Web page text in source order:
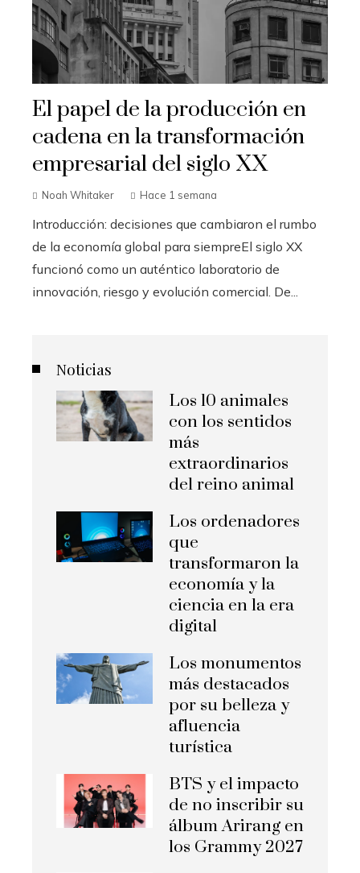
El papel de la producción en
cadena en la transformación
empresarial del siglo XX
Noah Whitaker Hace 1 semana
Introducción: decisiones que cambiaron el rumbo
de la economía global para siempreEl siglo XX
funcionó como un auténtico laboratorio de
innovación, riesgo y evolución comercial. De...
Noticias
Los 10 animales
con los sentidos
más
extraordinarios
del reino animal
Los ordenadores
que
transformaron la
economía y la
ciencia en la era
digital
Los monumentos
más destacados
por su belleza y
afluencia
turística
BTS y el impacto
de no inscribir su
álbum Arirang en
los Grammy 2027